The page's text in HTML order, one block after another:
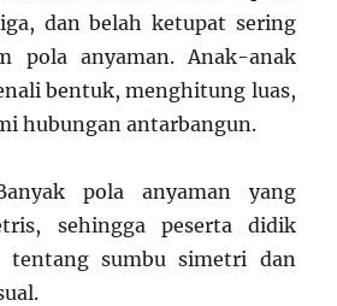
dan belah ketupat sering
pola anyaman. Anak-anak
bentuk, menghitung luas,
hubungan antarbangun.
pola anyaman yang
sehingga peserta didik
tentang sumbu simetri dan